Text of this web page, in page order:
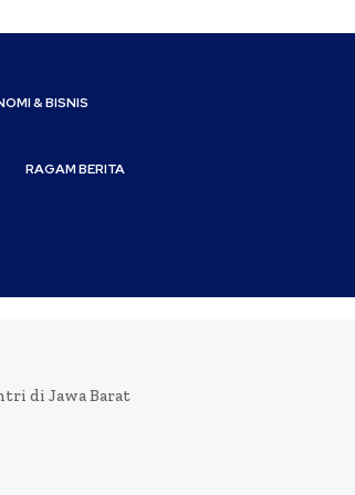
& BISNIS
RAGAM BERITA
di Jawa Barat